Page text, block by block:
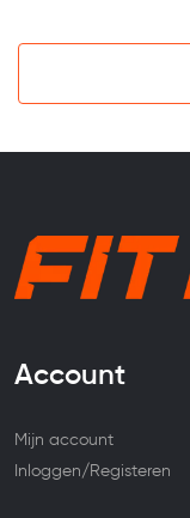
Account
Mijn account
Inloggen/Registeren